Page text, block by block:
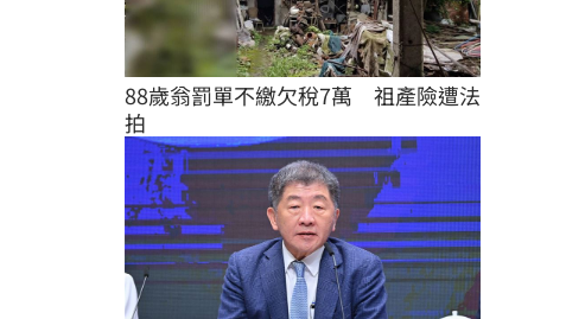
88歲翁罰單不繳欠稅7萬　祖產險遭法
拍